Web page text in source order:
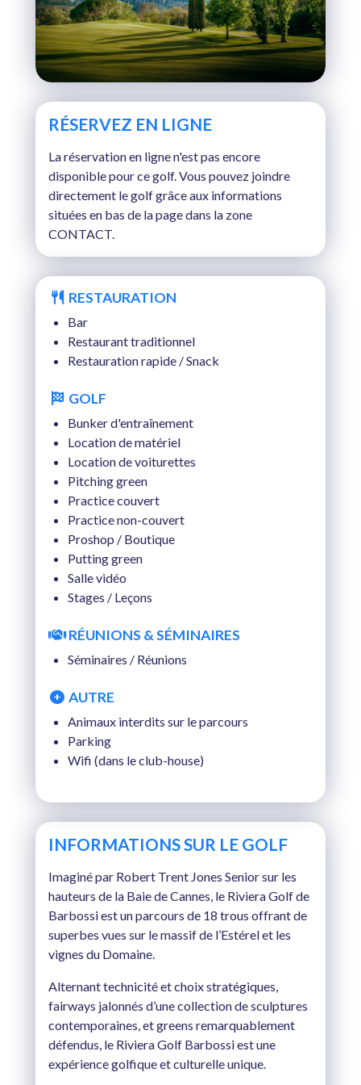
INFORMATIONS SUR LE GOLF
Imaginé par Robert Trent Jones Senior sur les
hauteurs de la Baie de Cannes, le Riviera Golf de
Barbossi est un parcours de 18 trous offrant de
superbes vues sur le massif de l’Estérel et les
vignes du Domaine.
Alternant technicité et choix stratégiques,
fairways jalonnés d’une collection de sculptures
contemporaines, et greens remarquablement
défendus, le Riviera Golf Barbossi est une
expérience golfique et culturelle unique.
RÉSERVEZ EN LIGNE
La réservation en ligne n'est pas encore
disponible pour ce golf. Vous pouvez joindre
directement le golf grâce aux informations
situées en bas de la page dans la zone
CONTACT.
RESTAURATION
Bar
Restaurant traditionnel
Restauration rapide / Snack
GOLF
Bunker d'entraînement
Location de matériel
Location de voiturettes
Pitching green
Practice couvert
Practice non-couvert
Proshop / Boutique
Putting green
Salle vidéo
Stages / Leçons
RÉUNIONS & SÉMINAIRES
Séminaires / Réunions
AUTRE
Animaux interdits sur le parcours
Parking
Wifi (dans le club-house)